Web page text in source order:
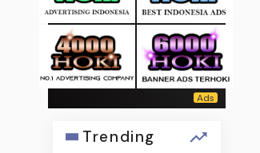
Trending